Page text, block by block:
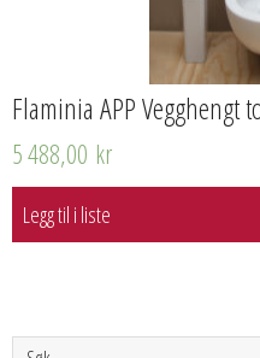
Flaminia APP Vegghengt
5 488,00 kr
Legg til i liste